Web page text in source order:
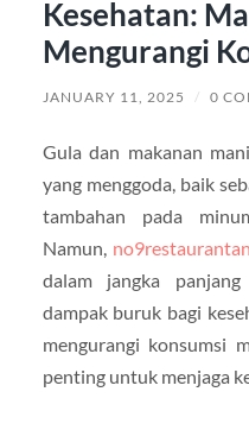
Kesehatan:
Mengurangi
JANUARY 11, 2025 / 0
Gula dan makanan
yang menggoda, baik
tambahan pada
Namun,
dalam jangka
dampak buruk bagi
mengurangi konsumsi
penting untuk menjaga